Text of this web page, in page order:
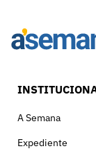
A Semana
Expediente